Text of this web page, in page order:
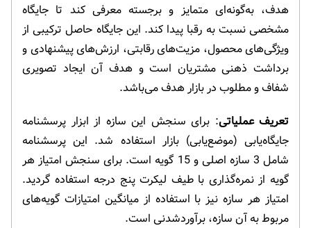
هدف، به‌گونه‌ای متمایز و برجسته معرفی کند تا جایگاه
مشخصی نسبت به رقبا پیدا کند. این جایگاه حاصل ترکیبی از
ویژگی‌های محصول، مزیت‌های رقابتی، ارزش‌های پیشنهادی و
برداشت ذهنی مشتریان است و هدف آن ایجاد تصویری
شفاف و مطلوب در بازار هدف می‌باشد.
تعریف عملیاتی: برای سنجش این سازه از ابزار پرسشنامه
جایگاه‌یابی (موضع‌یابی) بازار استفاده شد. این پرسشنامه
شامل 3 سازه اصلی و 15 گویه است. برای سنجش امتیاز هر
گویه از نمره‌گذاری با طیف لیکرت پنج درجه استفاده گردید.
امتیاز هر سازه نیز با استفاده از میانگین امتیازات گویه‌های
مربوط به آن سازه، برآوردشدنی است.